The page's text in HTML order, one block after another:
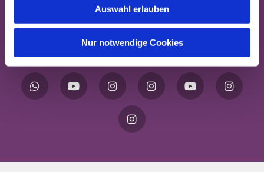
Auswahl erlauben
Nur notwendige Cookies
Pfarrkollegium